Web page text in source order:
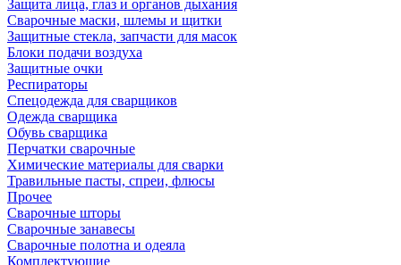
Защита лица, глаз и органов дыхания
Сварочные маски, шлемы и щитки
Защитные стекла, запчасти для масок
Блоки подачи воздуха
Защитные очки
Респираторы
Спецодежда для сварщиков
Одежда сварщика
Обувь сварщика
Перчатки сварочные
Химические материалы для сварки
Травильные пасты, спреи, флюсы
Прочее
Сварочные шторы
Сварочные занавесы
Сварочные полотна и одеяла
Комплектующие